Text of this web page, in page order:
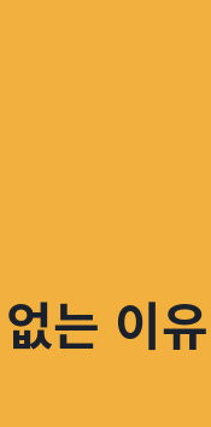
는 이유